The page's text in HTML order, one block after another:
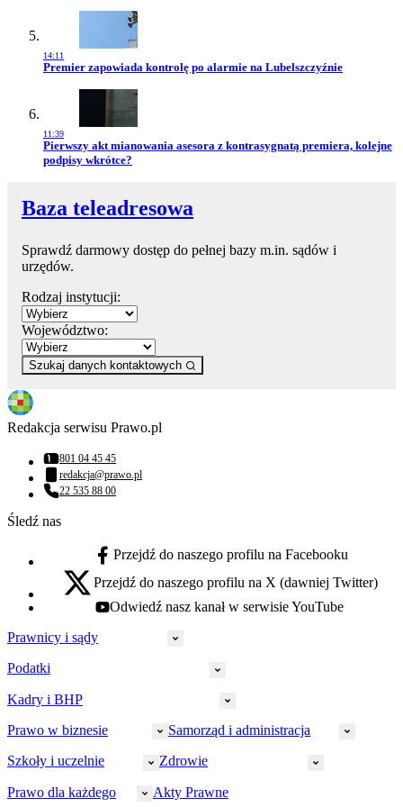
14:11
Przejdź do artykułu:
Premier zapowiada kontrolę po alarmie na Lubelszczyźnie
11:39
Przejdź do artykułu:
Pierwszy akt mianowania asesora z kontrasygnatą premiera, kolejne
podpisy wkrótce?
Baza teleadresowa
Sprawdź darmowy dostęp do pełnej bazy m.in. sądów i
urzędów.
Rodzaj instytucji:
Województwo:
Szukaj danych kontaktowych
Redakcja serwisu Prawo.pl
Numer telefonu:
801 04 45 45
Adres email:
redakcja@prawo.pl
Numer telefonu:
22 535 88 00
Śledź nas
facebook - otwiera się w nowej karcie
Przejdź do naszego profilu na Facebooku
x - otwiera się w nowej karcie
Przejdź do naszego profilu na X (dawniej Twitter)
youtube - otwiera się w nowej karcie
Odwiedź nasz kanał w serwisie YouTube
Prawnicy i sądy
Prawnicy
Policja
Strefa aplikanta
Sędziowie
Podatki
CIT
Akcyza
Rachunkowość
Kadry i BHP
HR
Ubezpieczenia społeczne
Prawo w biznesie
Małe i średnie firmy
Samorząd i administracja
Bezpieczeństwo publiczne
Szkoły i uczelnie Zdrowie
Prawo dla każdego Akty Prawne